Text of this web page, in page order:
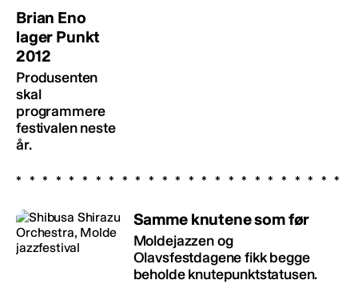
Brian Eno
lager Punkt
2012
Produsenten
skal
programmere
festivalen neste
år.
Samme knutene som før
Moldejazzen og
Olavsfestdagene fikk begge
beholde knutepunktstatusen.